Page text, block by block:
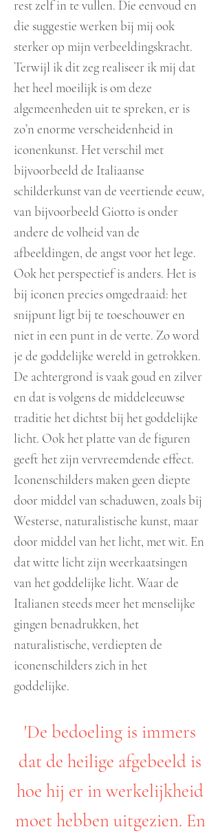
rest zelf in te vullen. Die eenvoud en
die suggestie werken bij mij ook
sterker op mijn verbeeldingskracht.
Terwijl ik dit zeg realiseer ik mij dat
het heel moeilijk is om deze
algemeenheden uit te spreken, er is
zo’n enorme verscheidenheid in
iconenkunst. Het verschil met
bijvoorbeeld de Italiaanse
schilderkunst van de veertiende eeuw,
van bijvoorbeeld Giotto is onder
andere de volheid van de
afbeeldingen, de angst voor het lege.
Ook het perspectief is anders. Het is
bij iconen precies omgedraaid: het
snijpunt ligt bij te toeschouwer en
niet in een punt in de verte. Zo word
je de goddelijke wereld in getrokken.
De achtergrond is vaak goud en zilver
en dat is volgens de middeleeuwse
traditie het dichtst bij het goddelijke
licht. Ook het platte van de figuren
geeft het zijn vervreemdende effect.
Iconenschilders maken geen diepte
door middel van schaduwen, zoals bij
Westerse, naturalistische kunst, maar
door middel van het licht, met wit. En
dat witte licht zijn weerkaatsingen
van het goddelijke licht. Waar de
Italianen steeds meer het menselijke
gingen benadrukken, het
naturalistische, verdiepten de
iconenschilders zich in het
goddelijke.
'De bedoeling is immers
dat de heilige afgebeeld is
hoe hij er in werkelijkheid
moet hebben uitgezien. En